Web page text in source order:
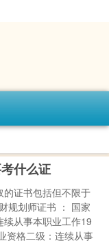
什么证
的证书包括但不限于
规划师证书 ： 国家
续从事本职业工作19
资格二级：连续从事